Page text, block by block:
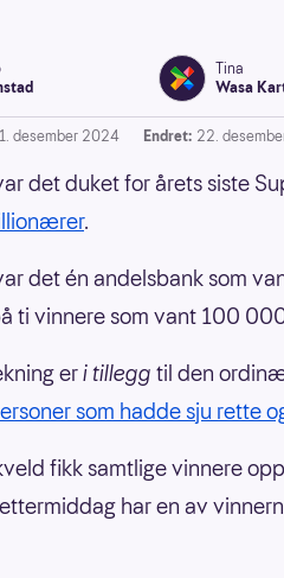
Tina
Wasa
desember 2024 Endret: 22.
det duket for årets siste
.
det én andelsbank som
ti vinnere som vant 100
eri tillegg til den
som hadde sju rette
fikk samtlige vinnere
har en av